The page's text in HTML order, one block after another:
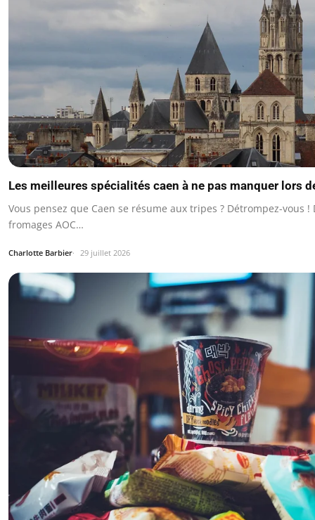
Les meilleures spécialités caen à ne pas manquer lors
Vous pensez que Caen se résume aux tripes ? Détrompez-vous
fromages AOC…
Charlotte Barbier 29 juillet 2026